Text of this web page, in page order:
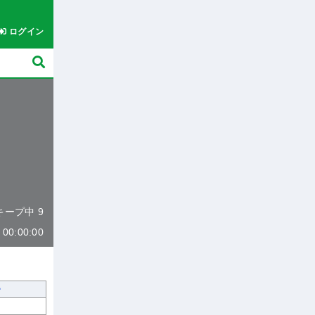
ログイン
ープ中 9
00:00:00